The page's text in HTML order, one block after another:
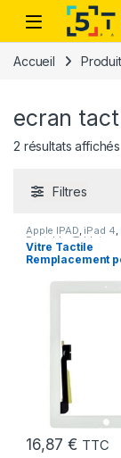
Passer à la
Aller au contenu
Accueil
ecran
2 résultats affichés
Filtres
Apple IPAD, iPad 4,
Portable Tablets
Vitre Tactile
Remplacement
HOME Pre-
16,87€ TTC